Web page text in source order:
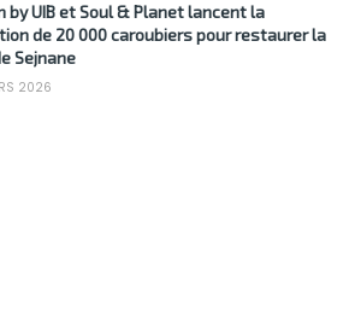
by UIB et Soul & Planet lancent la
de 20 000 caroubiers pour restaurer la
Sejnane
2026